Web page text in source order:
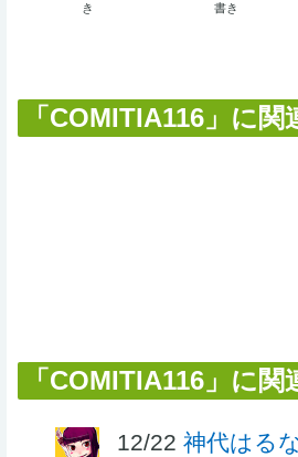
き
書き
「COMITIA116」に
「COMITIA116」に
12/22 神代はる